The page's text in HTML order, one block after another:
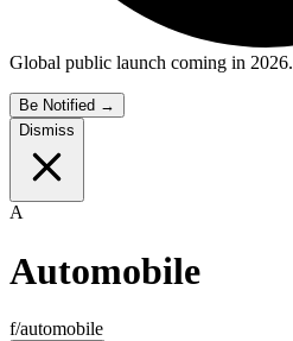
Global public launch coming in 2026.
Be Notified →
Dismiss
A
Automobile
f/automobile